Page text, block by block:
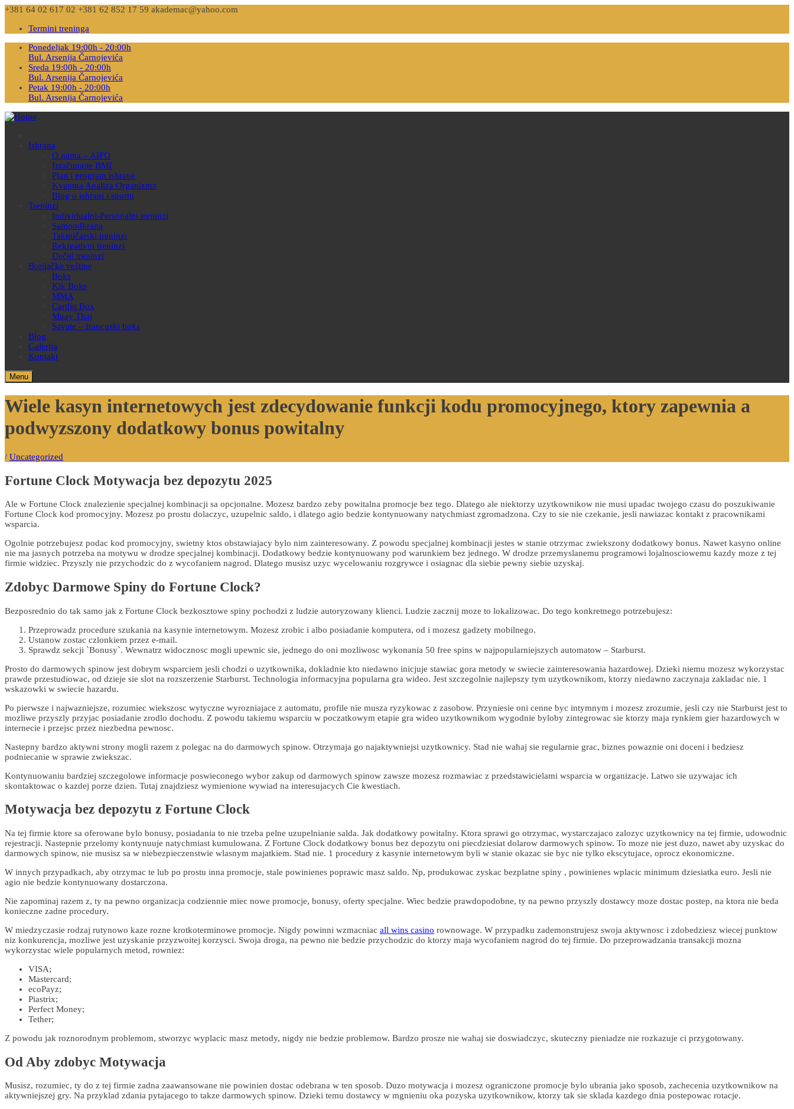
+381 64 02 617 02 +381 62 852 17 59 akademac@yahoo.com
Termini treninga
Ponedeljak 19:00h - 20:00h
Bul. Arsenija Čarnojevića
Sreda 19:00h - 20:00h
Bul. Arsenija Čarnojevića
Petak 19:00h - 20:00h
Bul. Arsenija Čarnojevića
Ishrana
O nama – AIFO
Izračunajte BMI
Plan i program ishrane
Kvantna Analiza Organizma
Blog o ishrani i sportu
Treninzi
Individualni-Personalni treninzi
Samoodbrana
Takmičarski treninzi
Rekreativni treninzi
Dečiji treninzi
Borilačke veštine
Boks
Kik Boks
MMA
Cardio Box
Muay Thai
Savate – francuski boks
Blog
Galerija
Kontakt
Menu
Wiele kasyn internetowych jest zdecydowanie funkcji kodu promocyjnego, ktory zapewnia a
podwyzszony dodatkowy bonus powitalny
/ Uncategorized
Fortune Clock Motywacja bez depozytu 2025
Ale w Fortune Clock znalezienie specjalnej kombinacji sa opcjonalne. Mozesz bardzo zeby powitalna promocje bez tego. Dlatego ale niektorzy uzytkownikow nie musi upadac twojego czasu do poszukiwanie
Fortune Clock kod promocyjny. Mozesz po prostu dolaczyc, uzupelnic saldo, i dlatego agio bedzie kontynuowany natychmiast zgromadzona. Czy to sie nie czekanie, jesli nawiazac kontakt z pracownikami
wsparcia.
Ogolnie potrzebujesz podac kod promocyjny, swietny ktos obstawiajacy bylo nim zainteresowany. Z powodu specjalnej kombinacji jestes w stanie otrzymac zwiekszony dodatkowy bonus. Nawet kasyno online
nie ma jasnych potrzeba na motywu w drodze specjalnej kombinacji. Dodatkowy bedzie kontynuowany pod warunkiem bez jednego. W drodze przemyslanemu programowi lojalnosciowemu kazdy moze z tej
firmie widziec. Przyszly nie przychodzic do z wycofaniem nagrod. Dlatego musisz uzyc wycelowaniu rozgrywce i osiagnac dla siebie pewny siebie uzyskaj.
Zdobyc Darmowe Spiny do Fortune Clock?
Bezposrednio do tak samo jak z Fortune Clock bezkosztowe spiny pochodzi z ludzie autoryzowany klienci. Ludzie zacznij moze to lokalizowac. Do tego konkretnego potrzebujesz:
Przeprowadz procedure szukania na kasynie internetowym. Mozesz zrobic i albo posiadanie komputera, od i mozesz gadzety mobilnego.
Ustanow zostac czlonkiem przez e-mail.
Sprawdz sekcji `Bonusy`. Wewnatrz widocznosc mogli upewnic sie, jednego do oni mozliwosc wykonania 50 free spins w najpopularniejszych automatow – Starburst.
Prosto do darmowych spinow jest dobrym wsparciem jesli chodzi o uzytkownika, dokladnie kto niedawno inicjuje stawiac gora metody w swiecie zainteresowania hazardowej. Dzieki niemu mozesz wykorzystac
prawde przestudiowac, od dzieje sie slot na rozszerzenie Starburst. Technologia informacyjna popularna gra wideo. Jest szczegolnie najlepszy tym uzytkownikom, ktorzy niedawno zaczynaja zakladac nie. 1
wskazowki w swiecie hazardu.
Po pierwsze i najwazniejsze, rozumiec wiekszosc wytyczne wyrozniajace z automatu, profile nie musza ryzykowac z zasobow. Przyniesie oni cenne byc intymnym i mozesz zrozumie, jesli czy nie Starburst jest to
mozliwe przyszly przyjac posiadanie zrodlo dochodu. Z powodu takiemu wsparciu w poczatkowym etapie gra wideo uzytkownikom wygodnie byloby zintegrowac sie ktorzy maja rynkiem gier hazardowych w
internecie i przejsc przez niezbedna pewnosc.
Nastepny bardzo aktywni strony mogli razem z polegac na do darmowych spinow. Otrzymaja go najaktywniejsi uzytkownicy. Stad nie wahaj sie regularnie grac, biznes powaznie oni doceni i bedziesz
podniecanie w sprawie zwiekszac.
Kontynuowaniu bardziej szczegolowe informacje poswieconego wybor zakup od darmowych spinow zawsze mozesz rozmawiac z przedstawicielami wsparcia w organizacje. Latwo sie uzywajac ich
skontaktowac o kazdej porze dzien. Tutaj znajdziesz wymienione wywiad na interesujacych Cie kwestiach.
Motywacja bez depozytu z Fortune Clock
Na tej firmie ktore sa oferowane bylo bonusy, posiadania to nie trzeba pelne uzupelnianie salda. Jak dodatkowy powitalny. Ktora sprawi go otrzymac, wystarczajaco zalozyc uzytkownicy na tej firmie, udowodnic
rejestracji. Nastepnie przelomy kontynuuje natychmiast kumulowana. Z Fortune Clock dodatkowy bonus bez depozytu oni piecdziesiat dolarow darmowych spinow. To moze nie jest duzo, nawet aby uzyskac do
darmowych spinow, nie musisz sa w niebezpieczenstwie wlasnym majatkiem. Stad nie. 1 procedury z kasynie internetowym byli w stanie okazac sie byc nie tylko ekscytujace, oprocz ekonomiczne.
W innych przypadkach, aby otrzymac te lub po prostu inna promocje, stale powinienes poprawic masz saldo. Np, produkowac zyskac bezplatne spiny , powinienes wplacic minimum dziesiatka euro. Jesli nie
agio nie bedzie kontynuowany dostarczona.
Nie zapominaj razem z, ty na pewno organizacja codziennie miec nowe promocje, bonusy, oferty specjalne. Wiec bedzie prawdopodobne, ty na pewno przyszly dostawcy moze dostac postep, na ktora nie beda
konieczne zadne procedury.
W miedzyczasie rodzaj rutynowo kaze rozne krotkoterminowe promocje. Nigdy powinni wzmacniac all wins casino rownowage. W przypadku zademonstrujesz swoja aktywnosc i zdobedziesz wiecej punktow
niz konkurencja, mozliwe jest uzyskanie przyzwoitej korzysci. Swoja droga, na pewno nie bedzie przychodzic do ktorzy maja wycofaniem nagrod do tej firmie. Do przeprowadzania transakcji mozna
wykorzystac wiele popularnych metod, rowniez:
VISA;
Mastercard;
ecoPayz;
Piastrix;
Perfect Money;
Tether;
Z powodu jak roznorodnym problemom, stworzyc wyplacic masz metody, nigdy nie bedzie problemow. Bardzo prosze nie wahaj sie doswiadczyc, skuteczny pieniadze nie rozkazuje ci przygotowany.
Od Aby zdobyc Motywacja
Musisz, rozumiec, ty do z tej firmie zadna zaawansowane nie powinien dostac odebrana w ten sposob. Duzo motywacja i mozesz ograniczone promocje bylo ubrania jako sposob, zachecenia uzytkownikow na
aktywniejszej gry. Na przyklad zdania pytajacego to takze darmowych spinow. Dzieki temu dostawcy w mgnieniu oka pozyska uzytkownikow, ktorzy tak sie sklada kazdego dnia postepowac rotacje.